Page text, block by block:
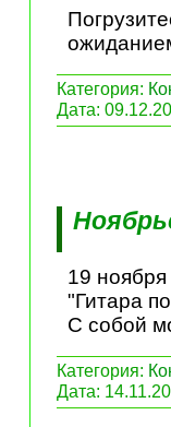
Категория:
Дата:
19
"Гитара
С собой
Категория:
Дата: